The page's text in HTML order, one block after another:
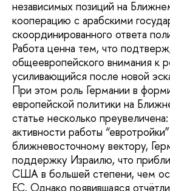
независимых позиций на
кооперацию с арабскими
скоординированного ответа
Работа ценна тем, что
общеевропейского внимания к
усиливающийся после новой
При этом роль Германии в
европейской политики на
статье несколько
активности работы
ближневосточному вектору,
поддержку Израилю, что
США в большей степени, чем
ЕС. Однако появившаяся